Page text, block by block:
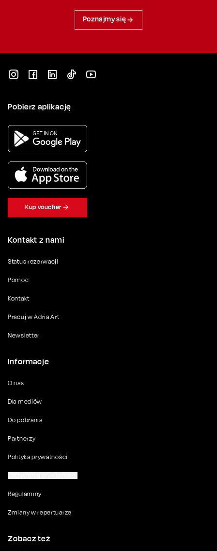
Poznajmy się
Kontakt z nami
Status rezerwacji
Pomoc
Kontakt
Pracuj w Adria Art
Newsletter
Informacje
O nas
Dla mediów
Do pobrania
Partnerzy
Polityka prywatności
Regulaminy
Zmiany w repertuarze
Zobacz też
Pobierz aplikację
Kup voucher